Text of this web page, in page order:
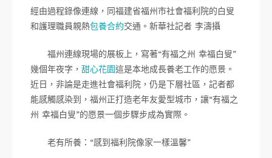
經由過程錄像連線，同福建省福州市社會福利院的白叟
和護理職員親熱包養合約交通。新華社記者 李濤攝
福州連線現場的展板上，寫著“有福之州 幸福白叟”
幾個年夜字， 甜心花園這是本地成長養老工作的愿景。
近日，非論是走進社會福利院，仍是下層社區，記者都
能感觸感染到，福州正打造老年友愛型城市，讓“有福之
州 幸福白叟”的愿景一個步驟步成為實際。
老有所養：“感到福利院像家一樣溫馨”